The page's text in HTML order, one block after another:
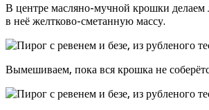
В центре масляно-мучной крошки делаем
в неё желтково-сметанную массу.
Вымешиваем, пока вся крошка не